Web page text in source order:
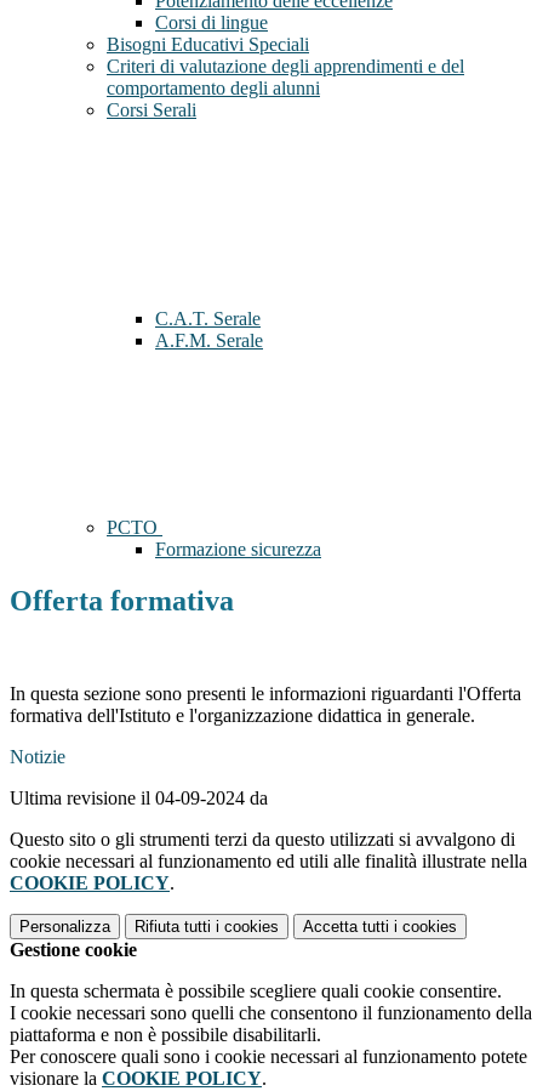
Corsi di lingue
Bisogni Educativi Speciali
Criteri di valutazione degli apprendimenti e del
comportamento degli alunni
Corsi Serali
C.A.T. Serale
A.F.M. Serale
PCTO
Formazione sicurezza
Offerta formativa
In questa sezione sono presenti le informazioni riguardanti l'Offerta
formativa dell'Istituto e l'organizzazione didattica in generale.
Notizie
Ultima revisione il 04-09-2024 da
Questo sito o gli strumenti terzi da questo utilizzati si avvalgono di
cookie necessari al funzionamento ed utili alle finalità illustrate nella
COOKIE POLICY.
Personalizza Rifiuta tutti i cookies Accetta tutti i cookies
Gestione cookie
In questa schermata è possibile scegliere quali cookie consentire.
I cookie necessari sono quelli che consentono il funzionamento della
piattaforma e non è possibile disabilitarli.
Per conoscere quali sono i cookie necessari al funzionamento potete
visionare la COOKIE POLICY.